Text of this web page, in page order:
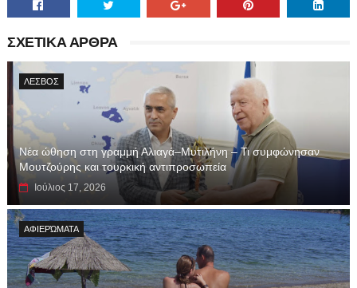
ΣΧΕΤΙΚΑ ΑΡΘΡΑ
ΛΕΣΒΟΣ
Νέα ώθηση στη γραμμή Αλιαγά–Μυτιλήνη – Τι συμφώνησαν
Μουτζούρης και τουρκική αντιπροσωπεία
Ιούλιος 17, 2026
ΑΦΙΕΡΏΜΑΤΑ